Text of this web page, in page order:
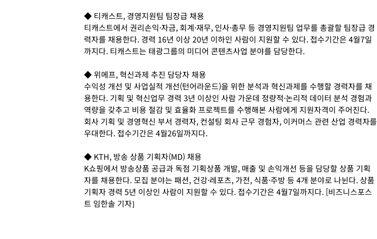
◆ 티캐스트, 경영지원팀 팀장급 채용
티캐스트에서 권리손익·자금, 회계·재무, 인사·총무 등 경영지원팀 업무를 총괄할 팀장급 경
력자를 채용한다. 경력 16년 이상 20년 이하인 사람이 지원할 수 있다. 접수기간은 4월7일
까지다. 티캐스트는 태광그룹의 미디어 콘텐츠사업 분야를 담당한다.
◆ 위메프, 혁신과제 추진 담당자 채용
수익성 개선 및 사업실적 개선(턴어라운드)을 위한 분석과 혁신과제를 수행할 경력자를 채
용한다. 기획 및 혁신업무 경력 3년 이상인 사람 가운데 정량적·논리적 데이터 분석 경험과
역량을 갖추고 비용 절감 및 효율화 프로젝트를 수행해본 사람에게 지원자격이 주어진다.
회사 기획 및 경영혁신 부서 경력자, 컨설팅 회사 근무 경험자, 이커머스 관련 산업 경력자를
우대한다. 접수기간은 4월26일까지다.
◆ KTH, 방송 상품 기획자(MD) 채용
K쇼핑에서 방송상품 공급과 독점 기획상품 개발, 매출 및 손익개선 등을 담당할 상품 기획
자를 채용한다. 모집 분야는 패션, 건강·레포츠, 가전, 식품·주방 등 4개 분야로 나뉜다. 상품
기획자 경력 5년 이상인 사람이 지원할 수 있다. 접수기간은 4월7일까지다. [비즈니스포스
트 임한솔 기자]